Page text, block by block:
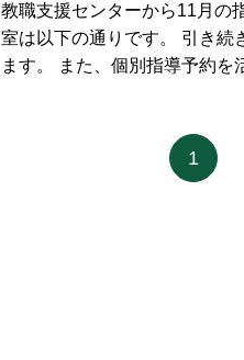
教職支援センターから11月の
室は以下の通りです。 引き続
ます。 また、個別指導予約
1